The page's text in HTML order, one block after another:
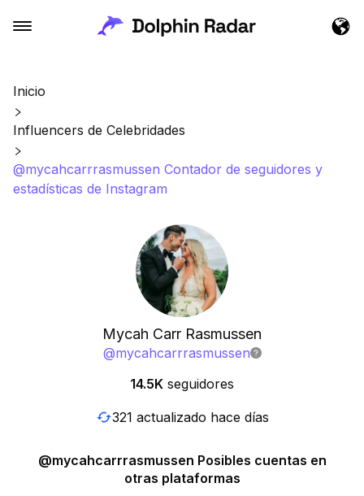
Inicio
Influencers de Celebridades
@mycahcarrrasmussen Contador de seguidores y
estadísticas de Instagram
Mycah Carr Rasmussen
@mycahcarrrasmussen
14.5K seguidores
321 actualizado hace días
@mycahcarrrasmussen Posibles cuentas en
otras plataformas